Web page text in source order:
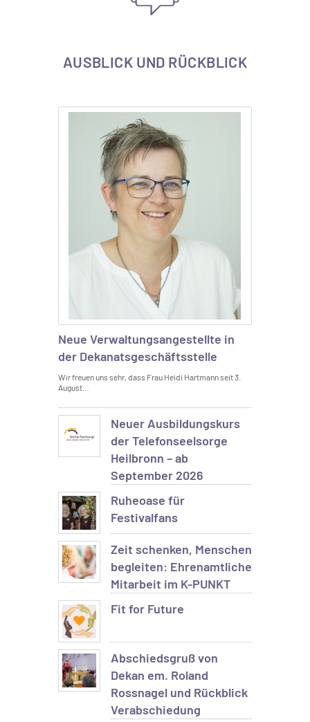
AUSBLICK UND RÜCKBLICK
Neue Verwaltungsangestellte in
der Dekanatsgeschäftsstelle
Wir freuen uns sehr, dass Frau Heidi Hartmann seit 3.
August…
Neuer Ausbildungskurs
der Telefonseelsorge
Heilbronn – ab
September 2026
Ruheoase für
Festivalfans
Zeit schenken, Menschen
begleiten: Ehrenamtliche
Mitarbeit im K-PUNKT
Fit for Future
Abschiedsgruß von
Dekan em. Roland
Rossnagel und Rückblick
Verabschiedung